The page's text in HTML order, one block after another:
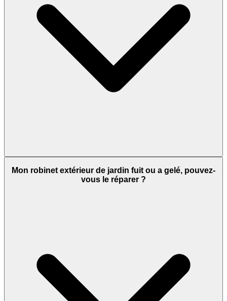
Mon robinet extérieur de jardin fuit ou a gelé, pouvez-
vous le réparer ?